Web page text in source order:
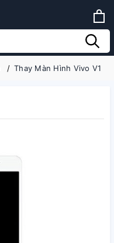
Thay Màn Hình Vivo V1